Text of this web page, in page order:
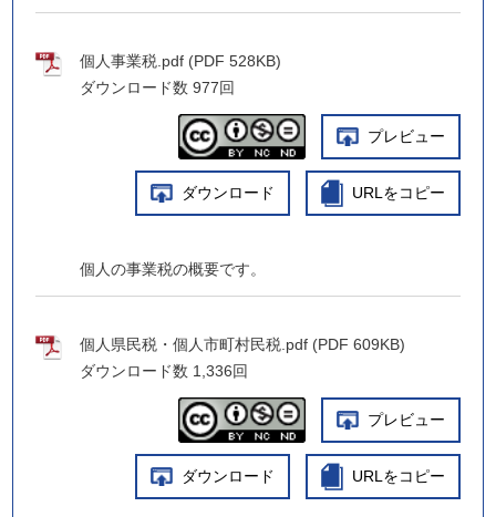
個人事業税.pdf (PDF 528KB)
ダウンロード数 977回
プレビュー
ダウンロード URLをコピー
個人の事業税の概要です。
個人県民税・個人市町村民税.pdf (PDF 609KB)
ダウンロード数 1,336回
プレビュー
ダウンロード URLをコピー